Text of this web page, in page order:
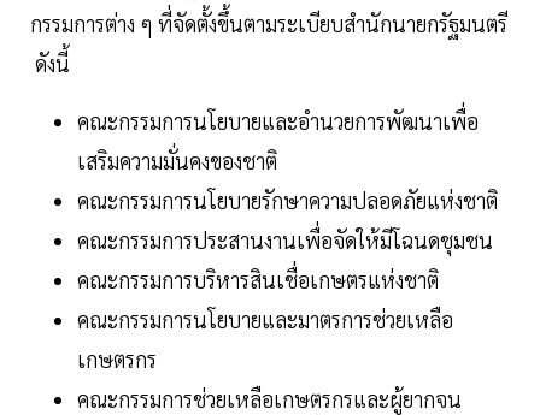
กรรมการต่าง ๆ ที่จัดตั้งขึ้นตามระเบียบสำนักนายกรัฐมนตรี
ดังนี้
คณะกรรมการนโยบายและอำนวยการพัฒนาเพื่อ
เสริมความมั่นคงของชาติ
คณะกรรมการนโยบายรักษาความปลอดภัยแห่งชาติ
คณะกรรมการประสานงานเพื่อจัดให้มีโฉนดชุมชน
คณะกรรมการบริหารสินเชื่อเกษตรแห่งชาติ
คณะกรรมการนโยบายและมาตรการช่วยเหลือ
เกษตรกร
คณะกรรมการช่วยเหลือเกษตรกรและผู้ยากจน